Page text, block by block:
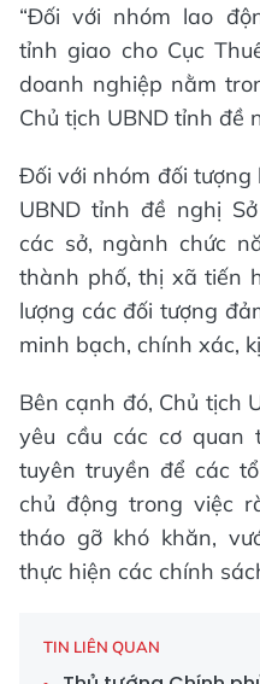
“Đối với nhóm lao
tỉnh giao cho Cục
doanh nghiệp nằm
Chủ tịch UBND tỉnh đề
Đối với nhóm đối tượng
UBND tỉnh đề nghị
các sở, ngành chức
thành phố, thị xã tiến
lượng các đối tượng
minh bạch, chính xác,
Bên cạnh đó, Chủ tịch
yêu cầu các cơ quan
tuyên truyền để các
chủ động trong việc
tháo gỡ khó khăn,
thực hiện các chính
TIN LIÊN QUAN